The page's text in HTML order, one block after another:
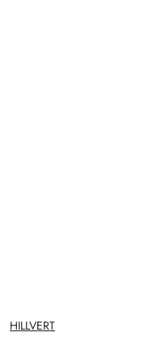
NAZWA
PRODUCENTA:
HILLVERT